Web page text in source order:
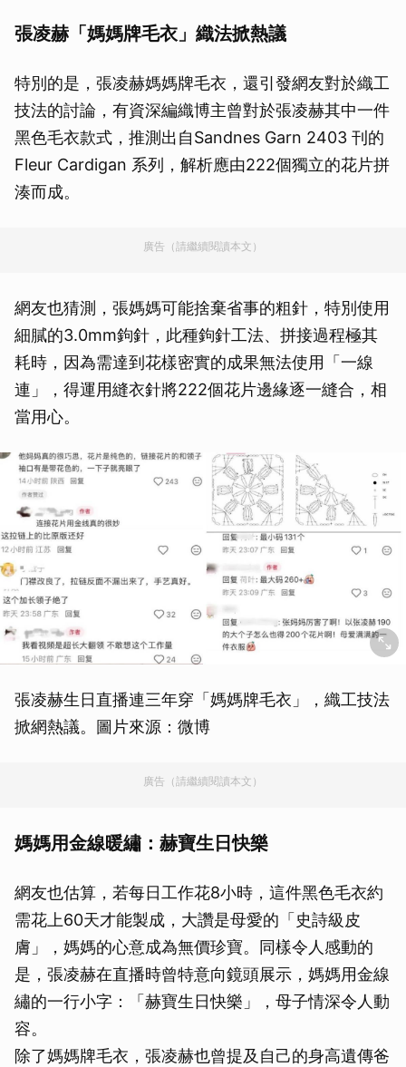
張凌赫「媽媽牌毛衣」織法掀熱議
特別的是，張凌赫媽媽牌毛衣，還引發網友對於織工
技法的討論，有資深編織博主曾對於張凌赫其中一件
黑色毛衣款式，推測出自Sandnes Garn 2403 刊的
Fleur Cardigan 系列，解析應由222個獨立的花片拼
湊而成。
廣告（請繼續閱讀本文）
網友也猜測，張媽媽可能捨棄省事的粗針，特別使用
細膩的3.0mm鉤針，此種鉤針工法、拼接過程極其
耗時，因為需達到花樣密實的成果無法使用「一線
連」，得運用縫衣針將222個花片邊緣逐一縫合，相
當用心。
張凌赫生日直播連三年穿「媽媽牌毛衣」，織工技法
掀網熱議。圖片來源：微博
廣告（請繼續閱讀本文）
媽媽用金線暖繡：赫寶生日快樂
網友也估算，若每日工作花8小時，這件黑色毛衣約
需花上60天才能製成，大讚是母愛的「史詩級皮
膚」，媽媽的心意成為無價珍寶。同樣令人感動的
是，張凌赫在直播時曾特意向鏡頭展示，媽媽用金線
繡的一行小字：「赫寶生日快樂」，母子情深令人動
容。
除了媽媽牌毛衣，張凌赫也曾提及自己的身高遺傳爸